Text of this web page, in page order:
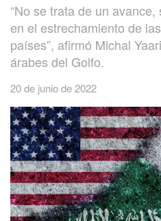
“No se trata de un
en el estrechamiento de
países”, afirmó Michal
árabes del Golfo.
20 de junio de 2022